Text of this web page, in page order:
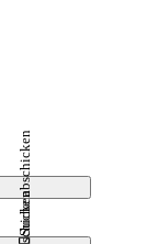
Suche abschicken